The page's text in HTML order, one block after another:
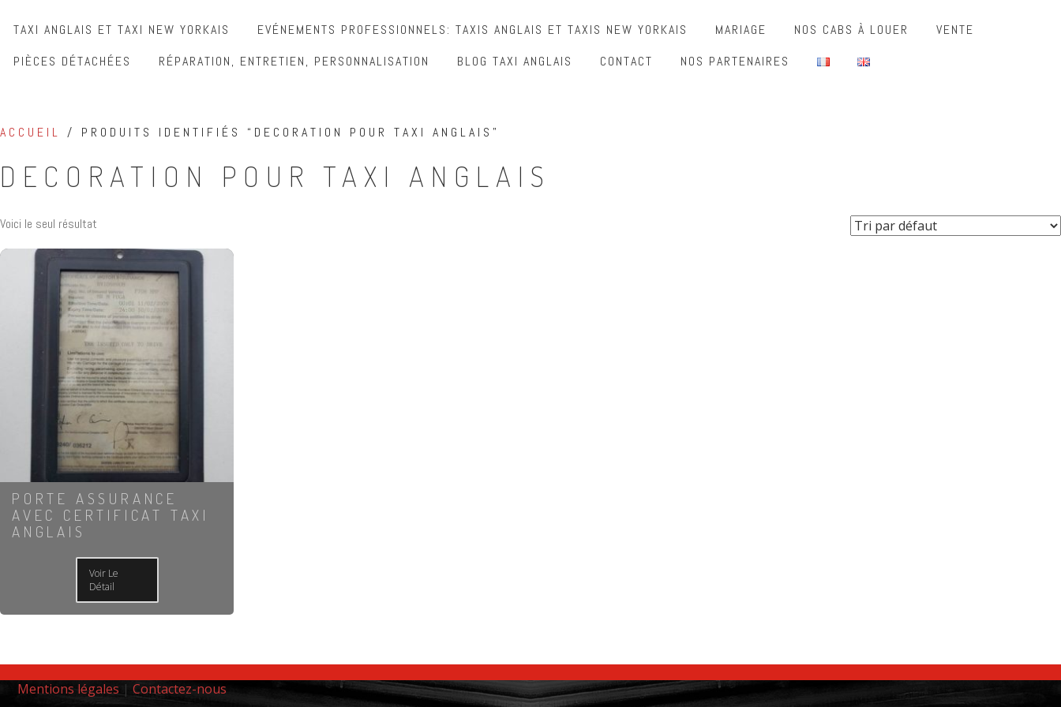
TAXI ANGLAIS ET TAXI NEW YORKAIS EVÉNEMENTS PROFESSIONNELS: TAXIS ANGLAIS ET TAXIS NEW YORKAIS MARIAGE NOS CABS À LOUER
VENTE
PIÈCES DÉTACHÉES
RÉPARATION, ENTRETIEN, PERSONNALISATION BLOG TAXI ANGLAIS CONTACT NOS PARTENAIRES
ACCUEIL / PRODUITS IDENTIFIÉS “DECORATION POUR TAXI ANGLAIS”
DECORATION POUR TAXI ANGLAIS
Voici le seul résultat
PORTE ASSURANCE
AVEC CERTIFICAT TAXI
ANGLAIS
Voir Le
Détail
Mentions légales | Contactez-nous